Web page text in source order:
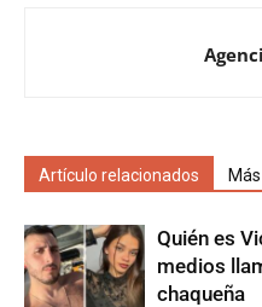
Artículo relacionados
Quién es
medios
chaqueña